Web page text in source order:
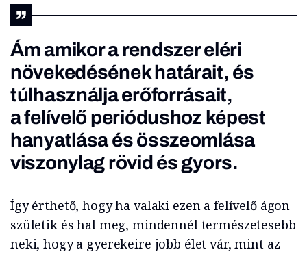
Ám amikor a rendszer eléri
növekedésének határait, és
túlhasználja erőforrásait,
a felívelő periódushoz képest
hanyatlása és összeomlása
viszonylag rövid és gyors.
Így érthető, hogy ha valaki ezen a felívelő ágon
születik és hal meg, mindennél természetesebb
neki, hogy a gyerekeire jobb élet vár, mint az